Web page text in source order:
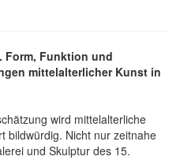
Funktion und
mittelalterlicher Kunst in
wird mittel­alterliche
bild­würdig. Nicht nur zeitnahe
und Skulptur des 15.